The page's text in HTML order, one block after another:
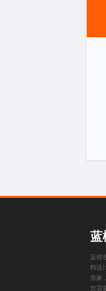
蓝
蓝橙
料设
形象
您需